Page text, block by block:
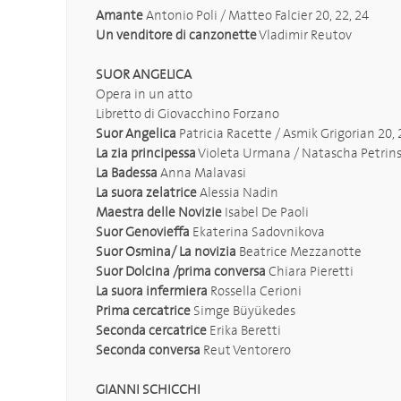
AmanteAntonio Poli / Matteo Falcier 20, 22, 24
Un venditore di canzonetteVladimir Reutov
SUOR ANGELICA
Opera in un atto
Libretto di Giovacchino Forzano
Suor Angelica Patricia Racette / Asmik Grigorian 20,
La zia principessaVioleta Urmana / Natascha
La Badessa Anna Malavasi
La suora zelatriceAlessia Nadin
Maestra delle Novizie Isabel De Paoli
Suor Genovieffa Ekaterina Sadovnikova
Suor Osmina/ La novizia Beatrice Mezzanotte
Suor Dolcina /prima conversa Chiara Pieretti
La suora infermiera Rossella Cerioni
Prima cercatrice Simge Büyükedes
Seconda cercatrice Erika Beretti
Seconda conversa Reut Ventorero
GIANNI SCHICCHI